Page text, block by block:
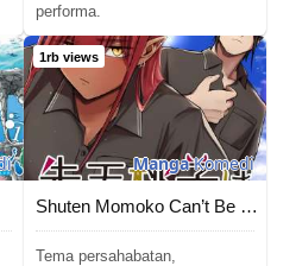
performa.
1rb views
MangaKomedi
Shuten Momoko Can’t Be Defeated
Tema persahabatan,